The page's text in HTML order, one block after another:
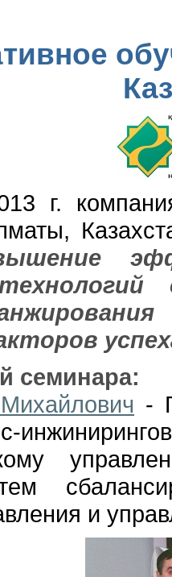
г.
семинара:
-
и